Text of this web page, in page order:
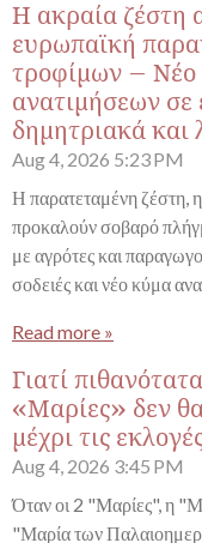
Η ακραία ζέστη
ευρωπαϊκή
τροφίμων – Νέο
ανατιμήσεων σε
δημητριακά και
Aug 4, 2026 5:23 PM
Η παρατεταμένη ζέστη, η
προκαλούν σοβαρό
με αγρότες και
σοδειές και νέο κύμα
Read more »
Γιατί
«Μαρίες» δεν
μέχρι τις
Aug 4, 2026 3:45 PM
Όταν οι 2 "Μαρίες", η
"Μαρία των